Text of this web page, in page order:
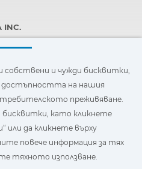
INC.
за продажба
собствени и чужди бисквитки,
достъпността на нашия
преживяване.
като кликнете
или да кликнете върху
повече информация за тях
тяхното използване.